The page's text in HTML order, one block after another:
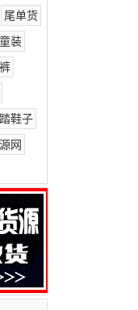
尾单货
装
鞋子
网